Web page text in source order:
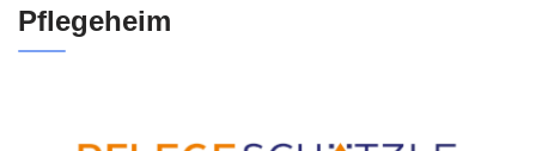
Pflegeheim